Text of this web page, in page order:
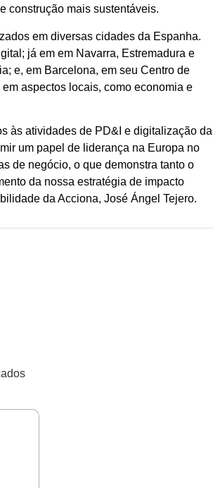
construção mais sustentáveis.
em diversas cidades da Espanha.
já em em Navarra, Estremadura e
e, em Barcelona, em seu Centro de
aspectos locais, como economia e
às atividades de PD&I e digitalização da
um papel de liderança na Europa no
de negócio, o que demonstra tanto o
da nossa estratégia de impacto
da Acciona, José Ángel Tejero.